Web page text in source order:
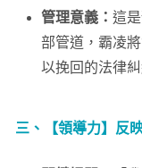
管理意義： 這
部管道，霸凌
以挽回的法律糾
三、【領導力】反